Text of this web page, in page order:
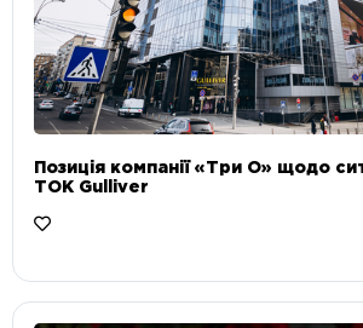
Позиція компанії «Три О» щодо
ТОК Gulliver